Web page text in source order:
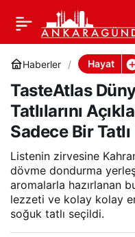
Haberler Hayat
TasteAtlas
Tatlılarını
Sadece Bir
Listenin zirvesine
dövme dondurma
aromalarla hazırlanan
lezzeti ve kolay kolay
soğuk tatlı seçildi.
TasteAtlas Dünyanın En
İyi Soğuk Tatlılarını
Açıkladı: Türkiye’den
Sadece Bir Tatlı Listeye
Girdi